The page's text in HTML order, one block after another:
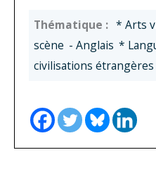
* Arts
scène - Anglais *
civilisations étrangères